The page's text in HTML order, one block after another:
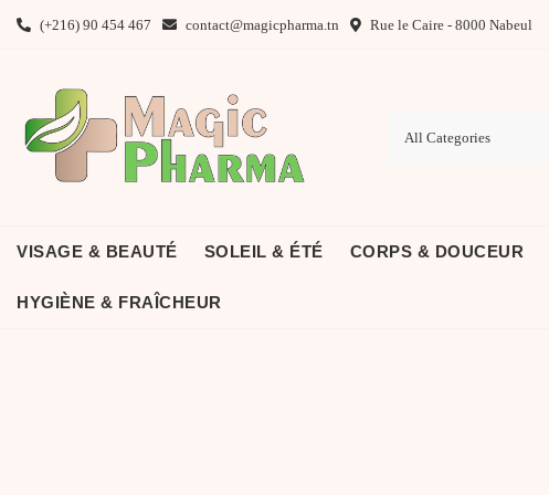
(+216) 90 454 467 contact@magicpharma.tn Rue le Caire - 8000 Nabeul
VISAGE & BEAUTÉ SOLEIL & ÉTÉ CORPS & DOUCEUR
HYGIÈNE & FRAÎCHEUR